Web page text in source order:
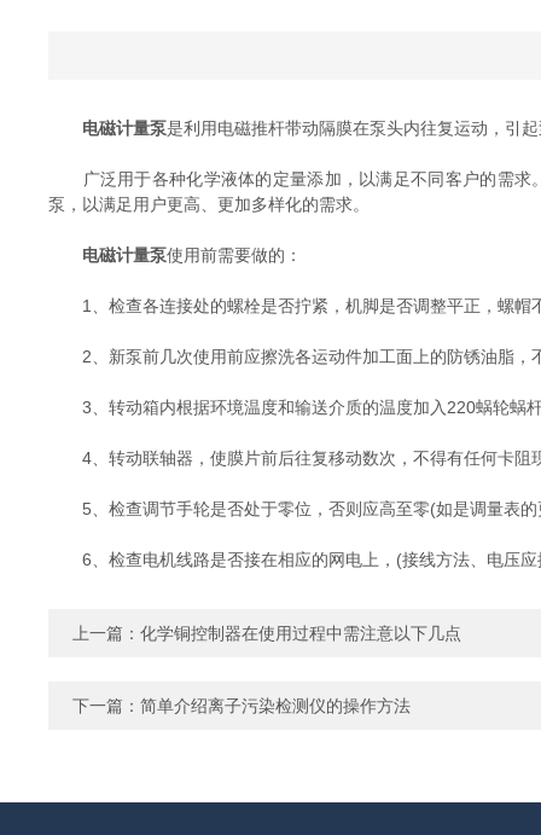
电磁计量泵是利用电磁推杆带动隔膜在泵头内往复运动，引
广泛用于各种化学液体的定量添加，以满足不同客户的需求
泵，以满足用户更高、更加多样化的需求。
电磁计量泵使用前需要做的：
1、检查各连接处的螺栓是否拧紧，机脚是否调整平正，螺帽
2、新泵前几次使用前应擦洗各运动件加工面上的防锈油脂，
3、转动箱内根据环境温度和输送介质的温度加入220蜗轮蜗
4、转动联轴器，使膜片前后往复移动数次，不得有任何卡阻
5、检查调节手轮是否处于零位，否则应高至零(如是调量表的
6、检查电机线路是否接在相应的网电上，(接线方法、电压应
上一篇： 化学铜控制器在使用过程中需注意以下几点
下一篇： 简单介绍离子污染检测仪的操作方法